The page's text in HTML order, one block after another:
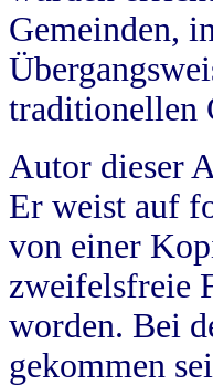
Gemeinden,
traditionellen
Autor dieser
Er weist auf
von einer
zweifelsfreie
worden. Bei
gekommen